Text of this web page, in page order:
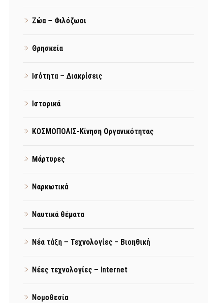
Ζώα – Φιλόζωοι
Θρησκεία
Ισότητα – Διακρίσεις
Ιστορικά
ΚΟΣΜΟΠΟΛΙΣ-Κίνηση Οργανικότητας
Μάρτυρες
Ναρκωτικά
Ναυτικά θέματα
Νέα τάξη – Τεχνολογίες – Βιοηθική
Νέες τεχνολογίες – Internet
Νομοθεσία